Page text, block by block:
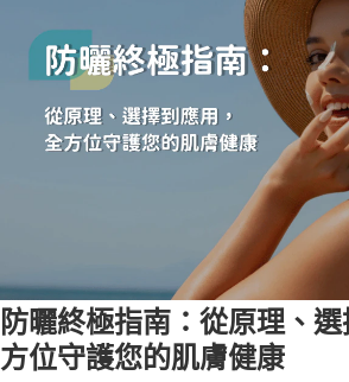
防曬終極指南：從原理、
方位守護您的肌膚健康